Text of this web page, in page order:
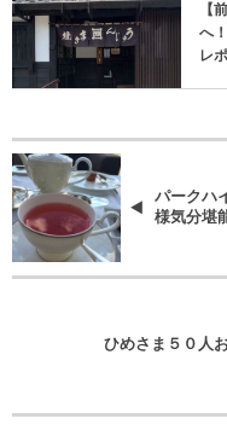
【
へ
レポ
パークハ
様気分堪
ひめさま５０人